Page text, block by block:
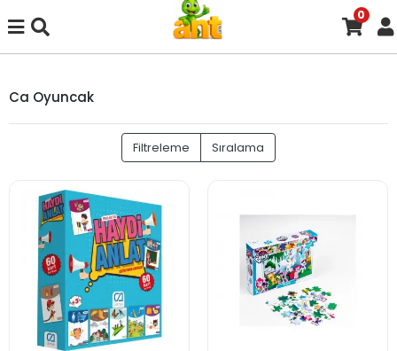
0
Ca Oyuncak
Filtreleme Sıralama